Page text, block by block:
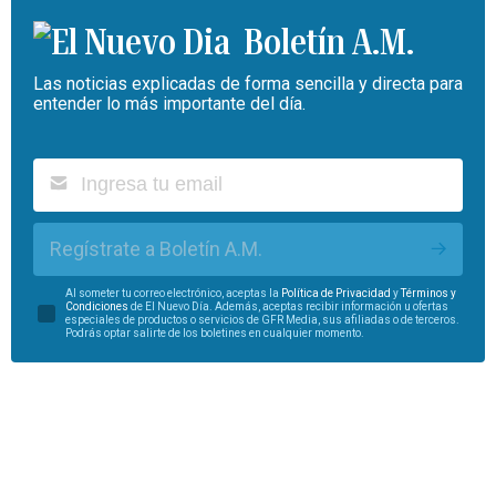
Boletín A.M.
Las noticias explicadas de forma sencilla y directa para
entender lo más importante del día.
Regístrate a Boletín A.M.
Al someter tu correo electrónico, aceptas la Política de Privacidad yTérminos y
Condiciones de El Nuevo Día. Además, aceptas recibir información u ofertas
especiales de productos o servicios de GFR Media, sus afiliadas o de terceros.
Podrás optar salirte de los boletines en cualquier momento.